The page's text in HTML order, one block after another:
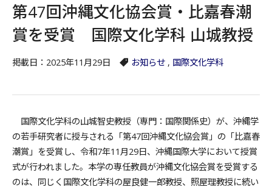
第47回沖縄文化協会賞・比嘉春潮
賞を受賞 国際文化学科 山城教授
掲載日：2025年11月29日 お知らせ , 国際文化学科
国際文化学科の山城智史教授（専門：国際関係史）が、沖縄学
の若手研究者に授与される「第47回沖縄文化協会賞」の「比嘉春
潮賞」を受賞し、令和7年11月29日、沖縄国際大学において授賞
式が行われました。本学の専任教員が沖縄文化協会賞を受賞する
のは、同じく国際文化学科の屋良健一郎教授、照屋理教授に続い